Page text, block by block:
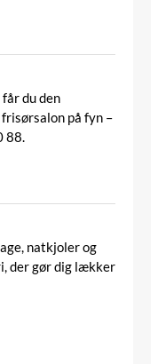
du den
på fyn –
88.
natkjoler og
der gør dig lækker